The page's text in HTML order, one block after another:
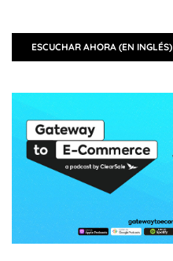
ESCUCHAR AHORA (EN INGLÉS)